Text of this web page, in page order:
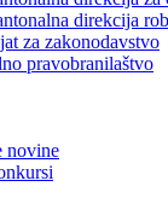
direkcija
za zakonodavstvo
pravobranilaštvo
novine